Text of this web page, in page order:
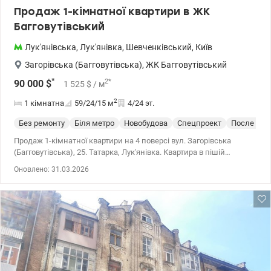
Продаж 1-кімнатної квартири в ЖК
Багговутівський
Лук'янівська, Лук'янівка, Шевченківський, Київ
Загорівська (Багговутівська), ЖК Багговутівський
90 000 $* 1 525 $ / м2*
1 кімнатна 59/24/15 м2 4/24 эт.
Без ремонту Біля метро Новобудова Спецпроект
После
Продаж 1-кімнатної квартири на 4 поверсі вул. Загорівська
(Багговутівська), 25. Татарка, Лук'янівка. Квартира в пішій
транспорту, аптеки, медичні центри, парк Котляревського. 044
200 10 80 valion.ua/1063599
Оновлено: 31.03.2026